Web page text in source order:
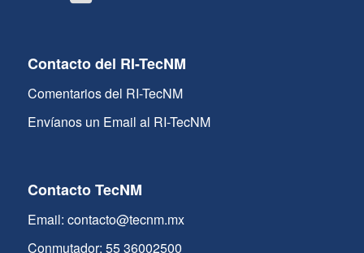
Contacto del RI-TecNM
Comentarios del RI-TecNM
Envíanos un Email al RI-TecNM
Contacto TecNM
Email: contacto@tecnm.mx
Conmutador: 55 36002500